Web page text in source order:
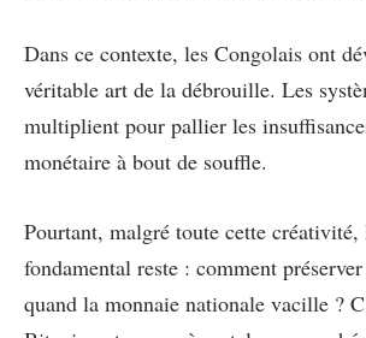
Dans ce contexte, les Congolais ont
véritable art de la débrouille. Les
multiplient pour pallier les
monétaire à bout de souffle.
Pourtant, malgré toute cette
fondamental reste : comment
quand la monnaie nationale vacille ?